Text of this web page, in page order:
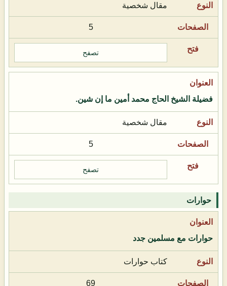
مقال شخصية
5
تصفح
فضيلة الشيخ الحاج محمد أمين ما إن شين.
مقال شخصية
5
تصفح
حوارات
حوارات مع مسلمين جدد
كتاب حوارات
69